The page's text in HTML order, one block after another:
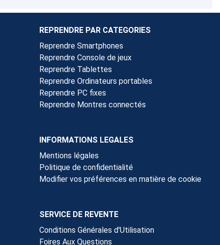
REPRENDRE PAR CATEGORIES
Reprendre Smartphones
Reprendre Console de jeux
Reprendre Tablettes
Reprendre Ordinateurs portables
Reprendre PC fixes
Reprendre Montres connectés
INFORMATIONS LEGALES
Mentions légales
Politique de confidentialité
Modifier vos préférences en matière de cookie
SERVICE DE REVENTE
Conditions Générales d'Utilisation
Foires Aux Questions